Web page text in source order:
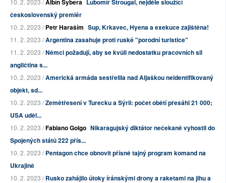
Albín Sybera Lubomír Štrougal, nejdéle sloužící
československý premiér
10. 2. 2023 /Petr Haraším Sup, Krkavec, Hyena a exekuce zajištěna!
11. 2. 2023 /Argentina zasahuje proti ruské "porodní turistice"
11. 2. 2023 /Němci požadují, aby se kvůli nedostatku pracovních sil
angličtina s...
10. 2. 2023 /Americká armáda sestřelila nad Aljaškou neidentifikovaný
objekt, sd...
10. 2. 2023 /Zemětřesení v Turecku a Sýrii: počet obětí přesáhl 21 000;
USA uděl...
10. 2. 2023 /Fabiano Golgo Nikaragujský diktátor nečekaně vyhostil do
Spojených států 222 přís...
10. 2. 2023 /Pentagon chce obnovit přísně tajný program komand na
Ukrajině
10. 2. 2023 /Rusko zahájilo útoky íránskými drony a raketami na jihu a